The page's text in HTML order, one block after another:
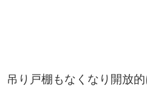
吊り戸棚もなくなり開放